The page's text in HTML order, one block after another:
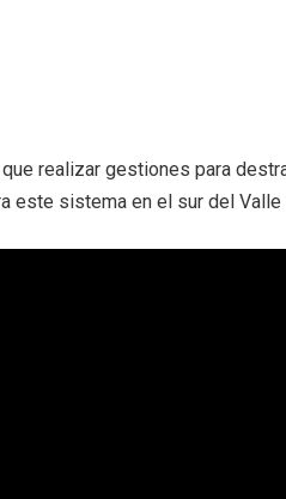
que realizar gestiones para
este sistema en el sur del Valle